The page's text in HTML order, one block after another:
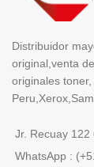
Distribuidor
original,venta
originales
Jr. Recuay 122
WhatsApp :